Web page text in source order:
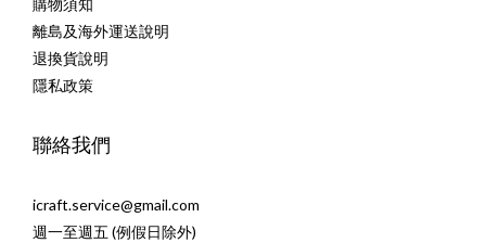
購物須知
離島及海外運送說明
退換貨說明
隱私政策
聯絡我們
icraft.service@gmail.com
週一至週五 (例假日除外)